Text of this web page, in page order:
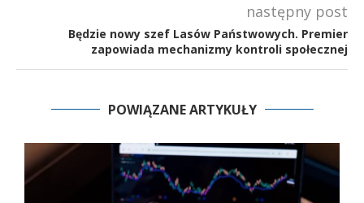
następny post
Będzie nowy szef Lasów Państwowych. Premier
zapowiada mechanizmy kontroli społecznej
POWIĄZANE ARTYKUŁY